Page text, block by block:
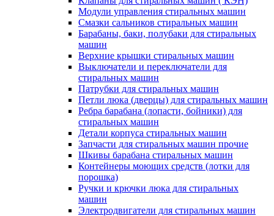
Модули управления стиральных машин
Смазки сальников стиральных машин
Барабаны, баки, полубаки для стиральных
машин
Верхние крышки стиральных машин
Выключатели и переключатели для
стиральных машин
Патрубки для стиральных машин
Петли люка (дверцы) для стиральных машин
Ребра барабана (лопасти, бойники) для
стиральных машин
Детали корпуса стиральных машин
Запчасти для стиральных машин прочие
Шкивы барабана стиральных машин
Контейнеры моющих средств (лотки для
порошка)
Ручки и крючки люка для стиральных
машин
Электродвигатели для стиральных машин